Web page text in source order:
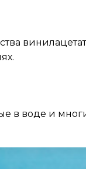
в воде и